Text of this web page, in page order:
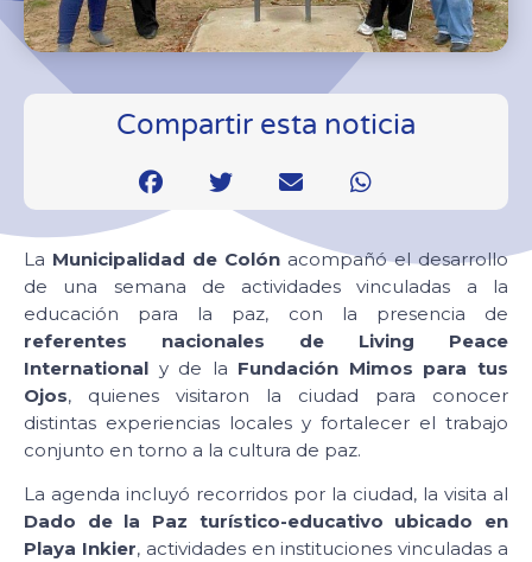
Compartir esta noticia
La Municipalidad de Colón acompañó el desarrollo
de una semana de actividades vinculadas a la
educación para la paz, con la presencia de
referentes nacionales de Living Peace
International y de la Fundación Mimos para tus
Ojos, quienes visitaron la ciudad para conocer
distintas experiencias locales y fortalecer el trabajo
conjunto en torno a la cultura de paz.
La agenda incluyó recorridos por la ciudad, la visita al
Dado de la Paz turístico-educativo ubicado en
Playa Inkier, actividades en instituciones vinculadas a